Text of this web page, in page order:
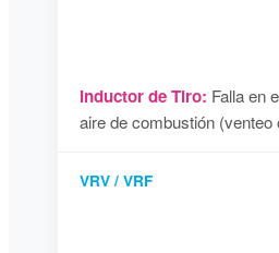
Inductor de Tiro: Falla en
aire de combustión (venteo
VRV / VRF